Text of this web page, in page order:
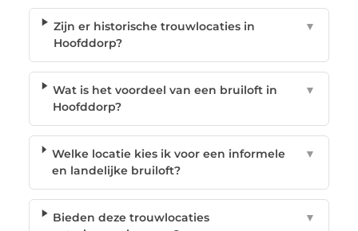
Zijn er historische trouwlocaties in
Hoofddorp?
▼
Wat is het voordeel van een bruiloft in
Hoofddorp?
▼
Welke locatie kies ik voor een informele
en landelijke bruiloft?
▼
Bieden deze trouwlocaties
▼